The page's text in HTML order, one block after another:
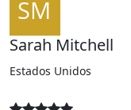
Sarah Mitchell
Estados Unidos